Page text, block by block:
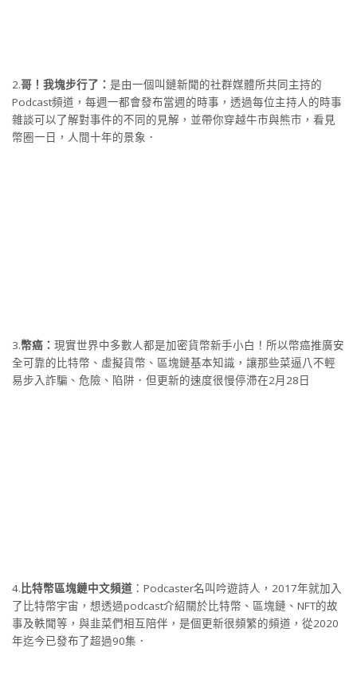
2.哥！我塊步行了： 是由一個叫鏈新聞的社群媒體所共同主持的
Podcast頻道，每週一都會發布當週的時事，透過每位主持人的時事
雜談可以了解對事件的不同的見解，並帶你穿越牛市與熊市，看見
幣圈一日，人間十年的景象．
3.幣癌： 現實世界中多數人都是加密貨幣新手小白！所以幣癌推廣安
全可靠的比特幣、虛擬貨幣、區塊鏈基本知識，讓那些菜逼八不輕
易步入詐騙、危險、陷阱．但更新的速度很慢停滯在2月28日
4. 比特幣區塊鏈中文頻道 ：Podcaster名叫吟遊詩人，2017年就加入
了比特幣宇宙，想透過podcast介紹關於比特幣、區塊鏈、NFT的故
事及軼聞等，與韭菜們相互陪伴，是個更新很頻繁的頻道，從2020
年迄今已發布了超過90集．